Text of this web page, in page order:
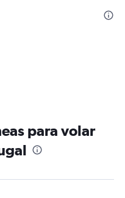
para volar